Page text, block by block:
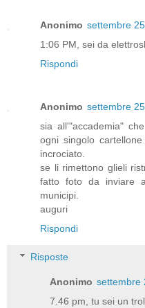
Anonimo settembre
1:06 PM, sei da
Rispondi
Anonimo settembre
sia all'"accademia"
ogni singolo
incrociato.
se li rimettono glieli
fatto foto da inviare
municipi.
auguri
Rispondi
Risposte
Anonimo settembre
7.46 pm, tu sei un